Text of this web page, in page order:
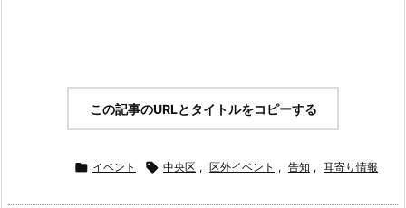
この記事のURLとタイトルをコピーする
 イベント  中央区 , 区外イベント , 告知 , 耳寄り情報